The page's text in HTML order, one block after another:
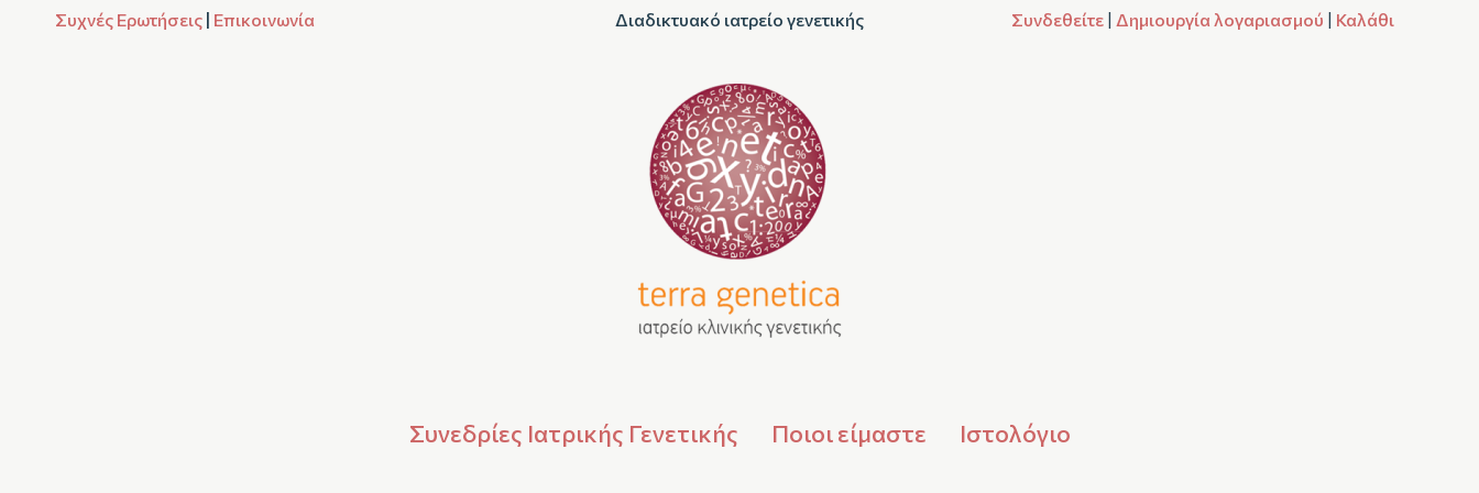
Συχνές Ερωτήσεις | Επικοινωνία Διαδικτυακό ιατρείο γενετικής Συνδεθείτε | Δημιουργία λογαριασμού | Καλάθι
Συνεδρίες Ιατρικής Γενετικής Ποιοι είμαστε Ιστολόγιο